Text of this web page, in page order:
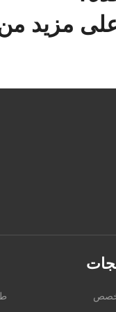
مزيد من